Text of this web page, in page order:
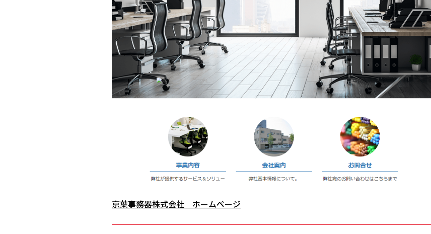
京葉事務器株式会社 ホームページ